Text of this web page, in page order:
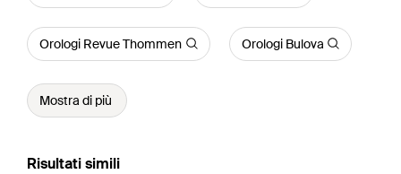
Orologi Revue Thommen Orologi Bulova
Mostra di più
Risultati simili